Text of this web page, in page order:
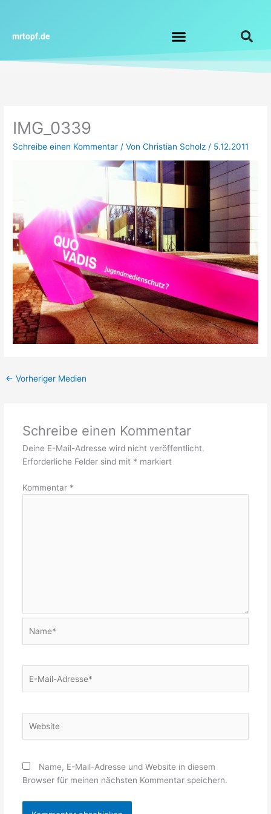
springen
mrtopf.de
IMG_0339
Schreibe einen Kommentar / VonChristian Scholz / 5.12.2011
← Vorheriger Medien
Schreibe einen Kommentar
Deine E-Mail-Adresse wird nicht veröffentlicht.
Erforderliche Felder sind mit * markiert
Kommentar *
Mail-
Name, E-Mail-Adresse und Website in diesem
Browser für meinen nächsten Kommentar speichern.